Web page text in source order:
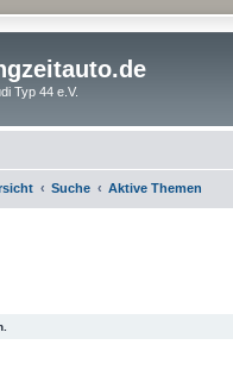
Typ 44 e.V.
Suche Aktive Themen